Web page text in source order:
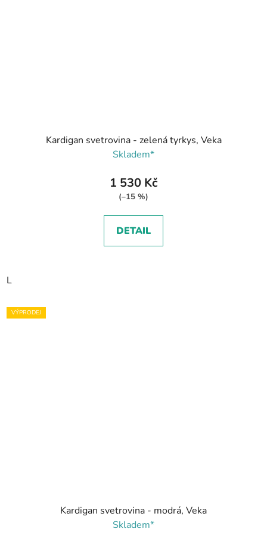
Kardigan svetrovina - zelená tyrkys, Veka
Skladem*
1 530 Kč
(–15 %)
DETAIL
L
VÝPRODEJ
Kardigan svetrovina - modrá, Veka
Skladem*